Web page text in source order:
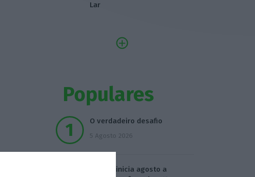
Lar
Populares
O verdadeiro desafio
5 Agosto 2026
Euribor inicia agosto a